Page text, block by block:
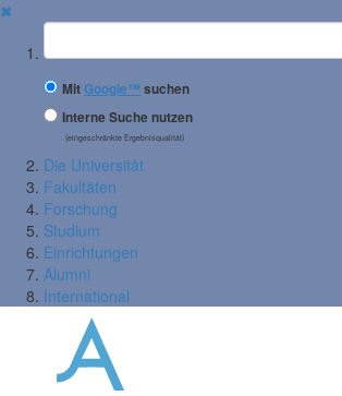
✖
Suchbegriff
MitGoogle™ suchen
Interne Suche nutzen
(eingeschränkte Ergebnisqualität)
Die Universität
Fakultäten
Forschung
Studium
Einrichtungen
Alumni
International